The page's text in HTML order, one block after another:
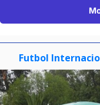
Futbol